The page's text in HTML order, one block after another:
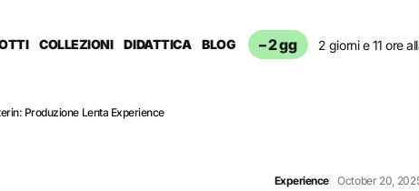
COLLEZIONI DIDATTICA BLOG – 2 gg 2 giorni e 11 ore
Produzione Lenta Experience
Experience October 20,